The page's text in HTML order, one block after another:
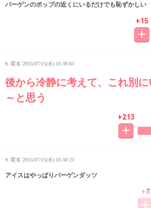
バーゲンのポップの近くにいるだけでも恥ずかしい
+15
8. 匿名 2015/07/15(水) 16:38:03
後から冷静に考えて、これ別
～と思う
+213
9. 匿名 2015/07/15(水) 16:38:23
アイスはやっぱりバーゲンダッツ
+8